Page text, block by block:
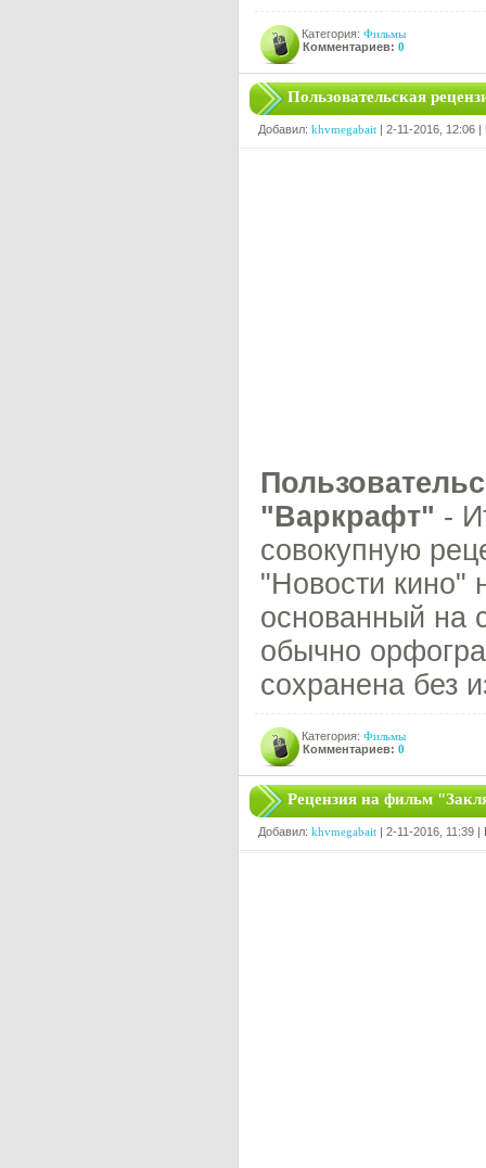
Категория: Фильмы
Комментариев: 0
Пользовательская
Добавил: khvmegabait | 2-11-2016, 12:06
"Варкрафт" -
совокупную
"Новости
основанный на
обычно
сохранена без
Категория: Фильмы
Комментариев: 0
Рецензия на фильм
Добавил: khvmegabait | 2-11-2016, 11:39